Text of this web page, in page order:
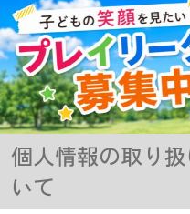
個人情報の取り
いて